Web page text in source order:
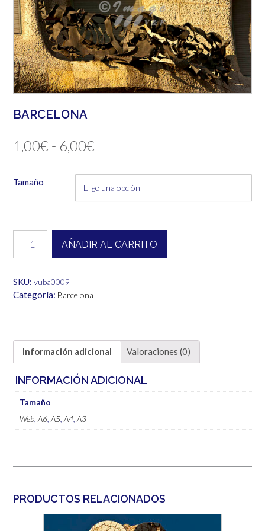
BARCELONA
1,00€ - 6,00€
precios:
1,00€
hasta
Tamaño
cantidad
AÑADIR AL CARRITO
SKU: vuba0009
Categoría: Barcelona
Información adicional Valoraciones (0)
INFORMACIÓN ADICIONAL
Tamaño
Web ,A6 ,A5 ,A4 ,A3
PRODUCTOS RELACIONADOS